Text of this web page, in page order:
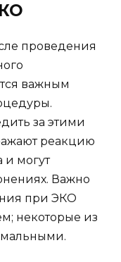
проведения
важным
за этими
реакцию
и могут
Важно
при ЭКО
некоторые из